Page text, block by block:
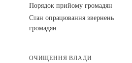
Порядок прийому громадян
Стан опрацювання звернень
громадян
ОЧИЩЕННЯ ВЛАДИ